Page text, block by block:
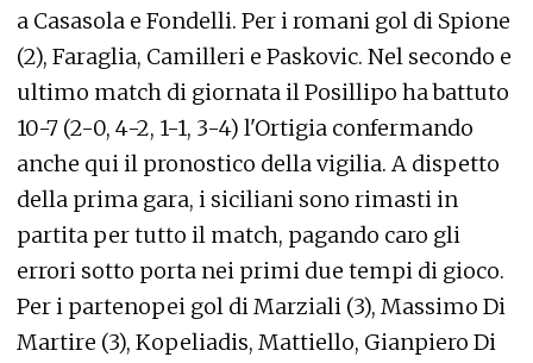
a Casasola e Fondelli. Per i romani gol di Spione
(2), Faraglia, Camilleri e Paskovic. Nel secondo e
ultimo match di giornata il Posillipo ha battuto
10-7 (2-0, 4-2, 1-1, 3-4) l'Ortigia confermando
anche qui il pronostico della vigilia. A dispetto
della prima gara, i siciliani sono rimasti in
partita per tutto il match, pagando caro gli
errori sotto porta nei primi due tempi di gioco.
Per i partenopei gol di Marziali (3), Massimo Di
Martire (3), Kopeliadis, Mattiello, Gianpiero Di